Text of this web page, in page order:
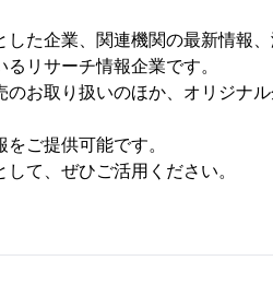
た企業、関連機関の最新情報
リサーチ情報企業です。
お取り扱いのほか、オリジナ
ご提供可能です。
て、ぜひご活用ください。